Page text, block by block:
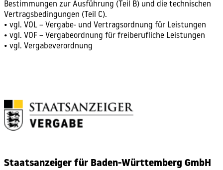
Bestimmungen zur Ausführung (Teil B) und die technischen
Vertragsbedingungen (Teil C).
• vgl. VOL – Vergabe- und Vertragsordnung für Leistungen
• vgl. VOF – Vergabeordnung für freiberufliche Leistungen
• vgl. Vergabeverordnung
Staatsanzeiger für Baden-Württemberg GmbH